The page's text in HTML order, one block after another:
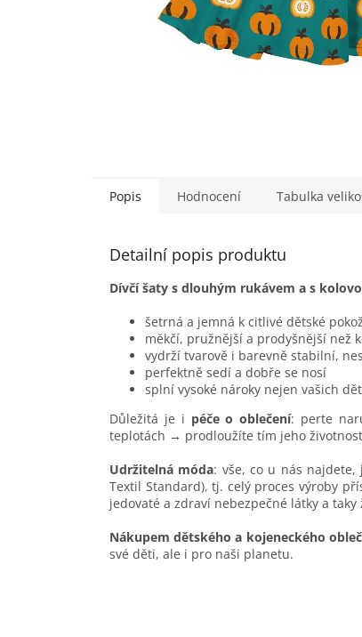
Popis Hodnocení Tabulka
Detailní popis produktu
Dívčí šaty s dlouhým rukávem a s
šetrná a jemná k citlivé dětské
měkčí, pružnější a prodyšnější než
vydrží tvarově i barevně stabilní,
perfektně sedí a dobře se nosí
splní vysoké nároky nejen vašich
Důležitá je i péče o oblečení: perte
teplotách → prodloužíte tím jeho
Udržitelná móda: vše, co u nás najdete,
Textil Standard), tj. celý proces výroby
jedovaté a zdraví nebezpečné látky a
Nákupem dětského a kojeneckého
své děti, ale i pro naši planetu.